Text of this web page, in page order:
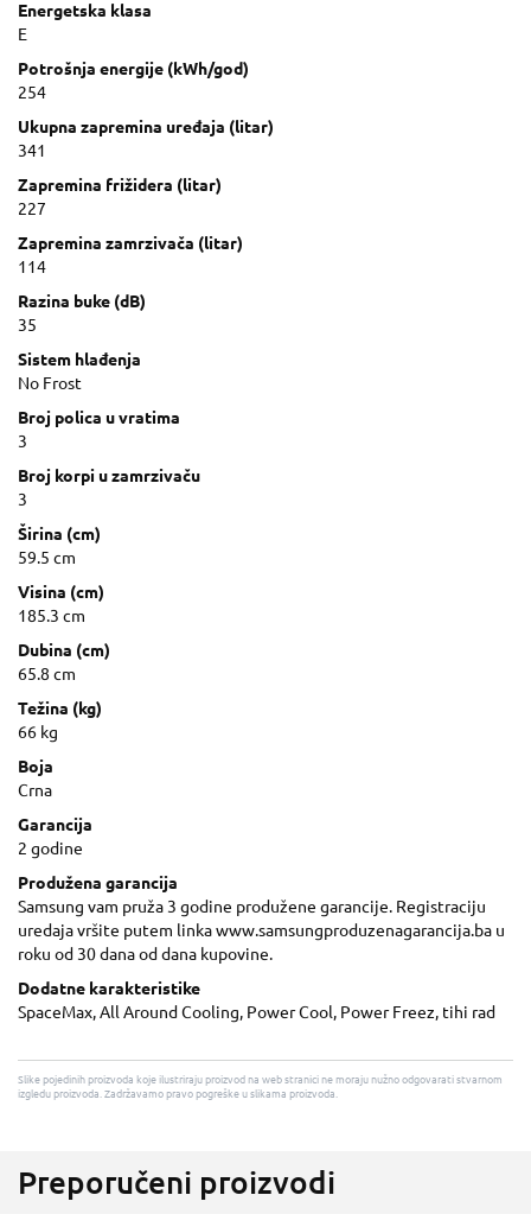
Energetska klasa
E
Potrošnja energije (kWh/god)
254
Ukupna zapremina uređaja (litar)
341
Zapremina frižidera (litar)
227
Zapremina zamrzivača (litar)
114
Razina buke (dB)
35
Sistem hlađenja
No Frost
Broj polica u vratima
3
Broj korpi u zamrzivaču
3
Širina (cm)
59.5 cm
Visina (cm)
185.3 cm
Dubina (cm)
65.8 cm
Težina (kg)
66 kg
Boja
Crna
Garancija
2 godine
Produžena garancija
Samsung vam pruža 3 godine produžene garancije. Registraciju
uredaja vršite putem linka www.samsungproduzenagarancija.ba u
roku od 30 dana od dana kupovine.
Dodatne karakteristike
SpaceMax, All Around Cooling, Power Cool, Power Freez, tihi rad
Slike pojedinih proizvoda koje ilustriraju proizvod na web stranici ne moraju nužno odgovarati stvarnom
izgledu proizvoda. Zadržavamo pravo pogreške u slikama proizvoda.
Preporučeni proizvodi